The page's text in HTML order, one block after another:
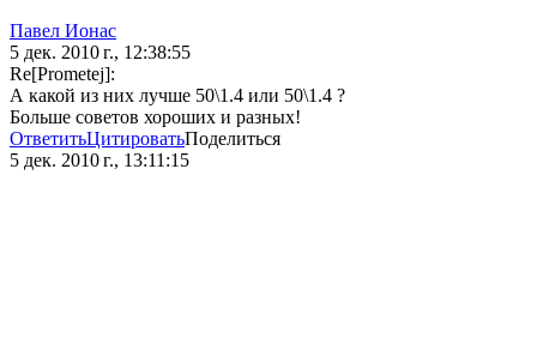
Павел Ионас
5 дек. 2010 г., 12:38:55
Re[Prometej]:
А какой из них лучше 50\1.4 или 50\1.4 ?
Больше советов хороших и разных!
ОтветитьЦитироватьПоделиться
5 дек. 2010 г., 13:11:15